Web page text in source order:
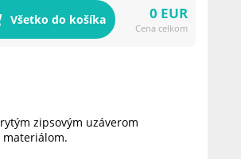
Všetko do košíka 0 EUR
Cena celkom
zipsovým uzáverom